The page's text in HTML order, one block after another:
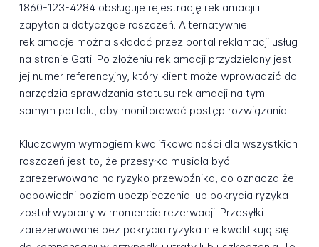
1860-123-4284 obsługuje rejestrację reklamacji i
zapytania dotyczące roszczeń. Alternatywnie
reklamacje można składać przez portal reklamacji usług
na stronie Gati. Po złożeniu reklamacji przydzielany jest
jej numer referencyjny, który klient może wprowadzić do
narzędzia sprawdzania statusu reklamacji na tym
samym portalu, aby monitorować postęp rozwiązania.
Kluczowym wymogiem kwalifikowalności dla wszystkich
roszczeń jest to, że przesyłka musiała być
zarezerwowana na ryzyko przewoźnika, co oznacza że
odpowiedni poziom ubezpieczenia lub pokrycia ryzyka
został wybrany w momencie rezerwacji. Przesyłki
zarezerwowane bez pokrycia ryzyka nie kwalifikują się